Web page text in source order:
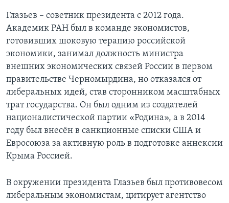
Глазьев – советник президента с 2012 года.
Академик РАН был в команде экономистов,
готовивших шоковую терапию российской
экономики, занимал должность министра
внешних экономических связей России в первом
правительстве Черномырдина, но отказался от
либеральных идей, став сторонником масштабных
трат государства. Он был одним из создателей
националистической партии «Родина», а в 2014
году был внесён в санкционные списки США и
Евросоюза за активную роль в подготовке аннексии
Крыма Россией.
В окружении президента Глазьев был противовесом
либеральным экономистам, цитирует агентство